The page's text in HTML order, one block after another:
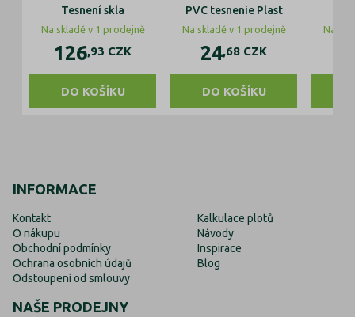
Tesnení skla
Na skladě v 1 prodejně
126,93 CZK
DO KOŠÍKU
PVC tesnenie Plast
Na skladě v 1 prodejně
24,68 CZK
DO KOŠÍKU
Na
INFORMACE
Kontakt
O nákupu
Obchodní podmínky
Ochrana osobních údajů
Odstoupení od smlouvy
Kalkulace plotů
Návody
Inspirace
Blog
NAŠE PRODEJNY